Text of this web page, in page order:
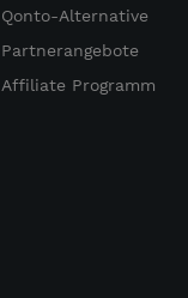
Qonto-Alternative
Partnerangebote
Affiliate Programm